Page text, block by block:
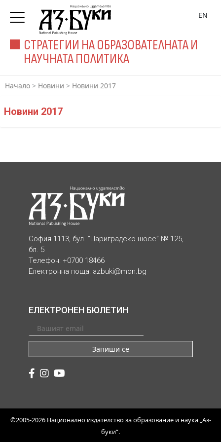
СТРАТЕГИИ НА ОБРАЗОВАТЕЛНАТА И
НАУЧНАТА ПОЛИТИКА
EN
Начало > Новини > Новини 2017
Новини 2017
София 1113, бул. “Цариградско шосе” № 125,
бл. 5
Телефон: +0700 18466
Електронна поща: azbuki@mon.bg
ЕЛЕКТРОНЕН БЮЛЕТИН
Запиши се
©2005-2026 Национално издателство за образование и наука „Аз-
буки“.